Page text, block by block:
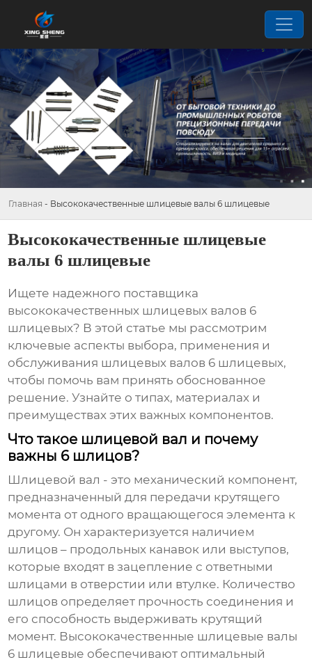
Главная - Высококачественные шлицевые валы 6 шлицевые
Высококачественные шлицевые
валы 6 шлицевые
Ищете надежного поставщика
высококачественных шлицевых валов 6
шлицевых? В этой статье мы рассмотрим
ключевые аспекты выбора, применения и
обслуживания шлицевых валов 6 шлицевых,
чтобы помочь вам принять обоснованное
решение. Узнайте о типах, материалах и
преимуществах этих важных компонентов.
Что такое шлицевой вал и почему
важны 6 шлицов?
Шлицевой вал - это механический компонент,
предназначенный для передачи крутящего
момента от одного вращающегося элемента к
другому. Он характеризуется наличием
шлицов – продольных канавок или выступов,
которые входят в зацепление с ответными
шлицами в отверстии или втулке. Количество
шлицов определяет прочность соединения и
его способность выдерживать крутящий
момент. Высококачественные шлицевые валы
6 шлицевые обеспечивают оптимальный